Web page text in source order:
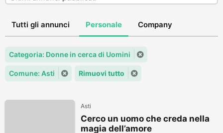
Tutti gli annunci Personale Company
Categoria: Donne in cerca di Uomini
Comune: Asti Rimuovi tutto
Asti
Cerco un uomo che creda nella
magia dell’amore